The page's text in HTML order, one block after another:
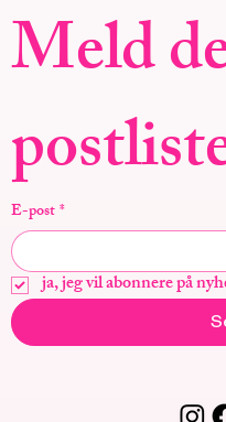
Meld
E-post*
ja, jeg vil abonnere på